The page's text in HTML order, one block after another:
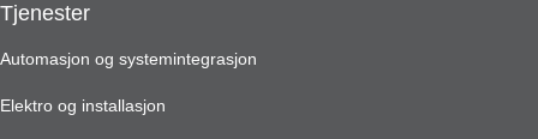
Tjenester
Automasjon og systemintegrasjon
Elektro og installasjon